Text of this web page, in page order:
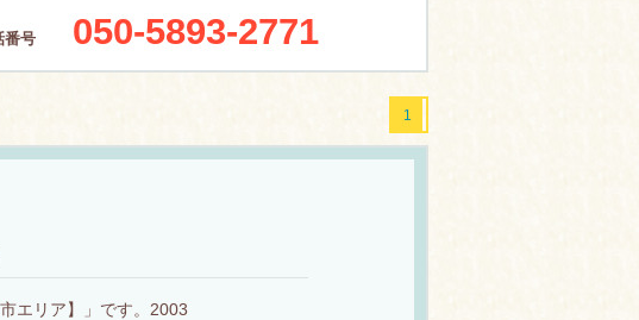
番号 050-5893-2771
1
エリア】」です。2003